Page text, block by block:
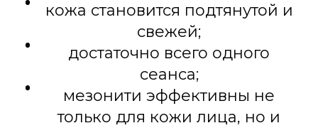
кожа становится подтянутой и
свежей;
достаточно всего одного
сеанса;
мезонити эффективны не
только для кожи лица, но и